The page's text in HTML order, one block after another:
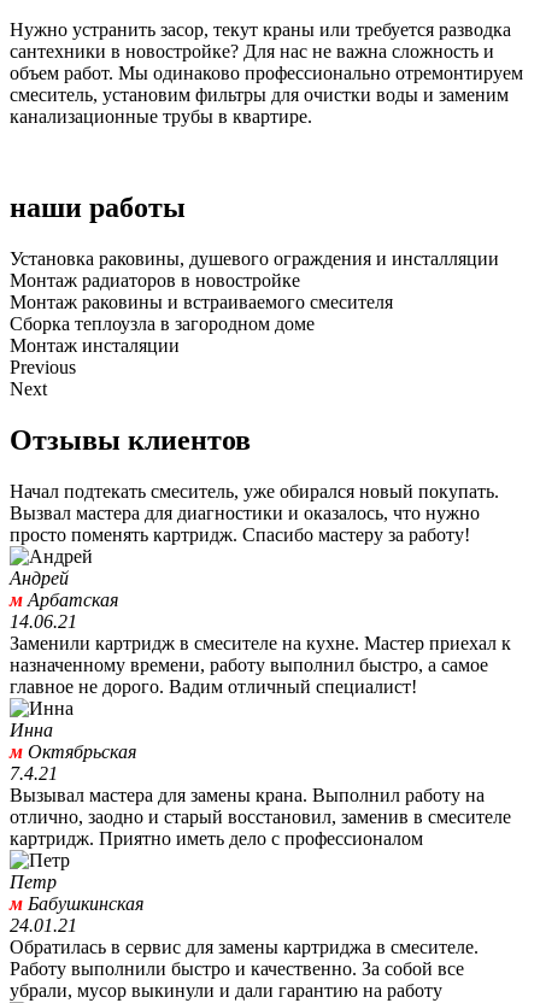
Нужно устранить засор, текут краны или требуется разводка
сантехники в новостройке? Для нас не важна сложность и
объем работ. Мы одинаково профессионально отремонтируем
смеситель, установим фильтры для очистки воды и заменим
канализационные трубы в квартире.
наши работы
Установка раковины, душевого ограждения и инсталляции
Монтаж радиаторов в новостройке
Монтаж раковины и встраиваемого смесителя
Сборка теплоузла в загородном доме
Монтаж инсталяции
Previous
Next
Отзывы клиентов
Начал подтекать смеситель, уже обирался новый покупать.
Вызвал мастера для диагностики и оказалось, что нужно
просто поменять картридж. Спасибо мастеру за работу!
Андрей
м Арбатская
14.06.21
Заменили картридж в смесителе на кухне. Мастер приехал к
назначенному времени, работу выполнил быстро, а самое
главное не дорого. Вадим отличный специалист!
Инна
м Октябрьская
7.4.21
Вызывал мастера для замены крана. Выполнил работу на
отлично, заодно и старый восстановил, заменив в смесителе
картридж. Приятно иметь дело с профессионалом
Петр
м Бабушкинская
24.01.21
Обратилась в сервис для замены картриджа в смесителе.
Работу выполнили быстро и качественно. За собой все
убрали, мусор выкинули и дали гарантию на работу